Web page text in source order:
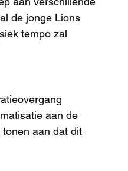
de jonge Lions
tempo zal
aan de
aan dat dit